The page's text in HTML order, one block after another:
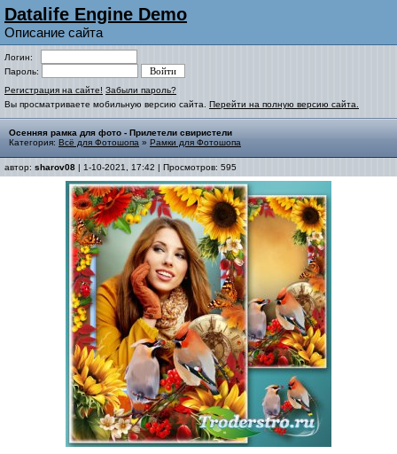
Datalife Engine Demo
Описание сайта
Логин:
Пароль:
Регистрация на сайте! Забыли пароль?
Вы просматриваете мобильную версию сайта. Перейти на полную версию сайта.
Осенняя рамка для фото - Прилетели свиристели
Категория: Всё для Фотошопа » Рамки для Фотошопа
автор: sharov08 | 1-10-2021, 17:42 | Просмотров: 595